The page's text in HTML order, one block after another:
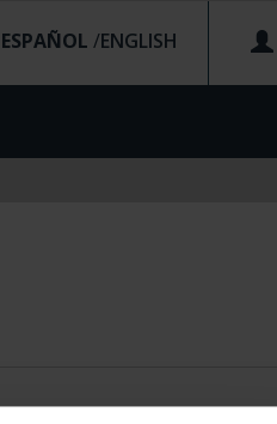
ESPAÑOL /